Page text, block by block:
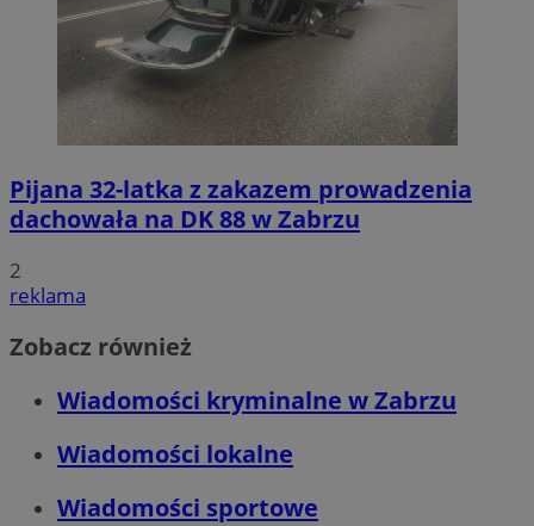
Pijana 32-latka z zakazem prowadzenia
dachowała na DK 88 w Zabrzu
2
reklama
Zobacz również
Wiadomości kryminalne w Zabrzu
Wiadomości lokalne
Wiadomości sportowe